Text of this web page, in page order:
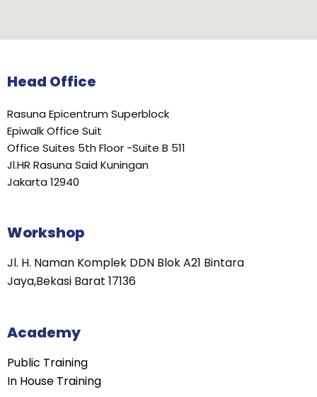
Head Office
Rasuna Epicentrum Superblock
Epiwalk Office Suit
Office Suites 5th Floor -Suite B 511
Jl.HR Rasuna Said Kuningan
Jakarta 12940
Workshop
Jl. H. Naman Komplek DDN Blok A21 Bintara
Jaya,Bekasi Barat 17136
Academy
Public Training
In House Training